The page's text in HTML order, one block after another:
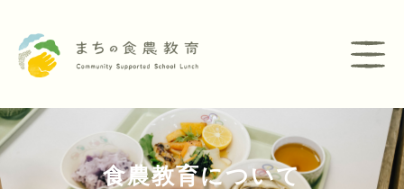
食農教育について